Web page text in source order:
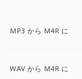
MP3 から M4R に
WAV から M4R に